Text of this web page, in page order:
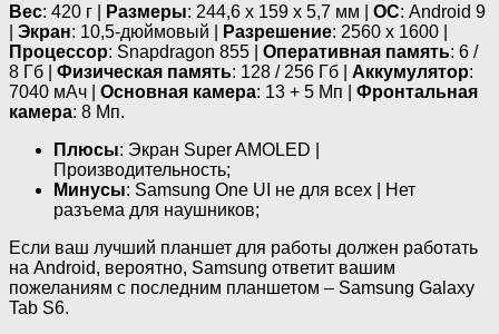
Вес: 420 г | Размеры: 244,6 х 159 х 5,7 мм | ОС: Android 9
Экран: 10,5-дюймовый | Разрешение: 2560 х 1600 |
Процессор: Snapdragon 855 | Оперативная память: 6 /
8 Гб | Физическая память: 128 / 256 Гб | Аккумулятор:
7040 мАч | Основная камера: 13 + 5 Мп | Фронтальная
камера: 8 Мп.
Плюсы: Экран Super AMOLED |
Производительность;
Минусы: Samsung One UI не для всех | Нет
разъема для наушников;
Если ваш лучший планшет для работы должен работать
на Android, вероятно, Samsung ответит вашим
пожеланиям с последним планшетом – Samsung Galaxy
Tab S6.